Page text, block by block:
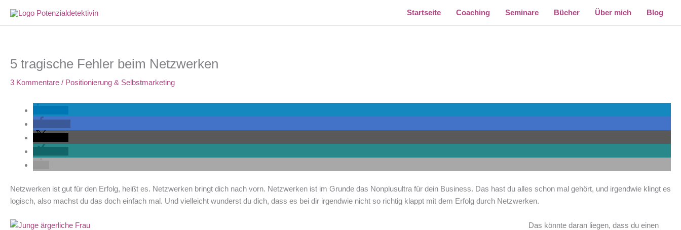
Inhalt
Startseite Coaching Seminare Bücher Über mich Blog
5 tragische Fehler beim Netzwerken
3 Kommentare / Positionierung & Selbstmarketing
Netzwerken ist gut für den Erfolg, heißt es. Netzwerken bringt dich nach vorn. Netzwerken ist im Grunde das Nonplusultra für dein Business. Das hast du alles schon mal gehört, und irgendwie klingt es
logisch, also machst du das doch einfach mal. Und vielleicht wunderst du dich, dass es bei dir irgendwie nicht so richtig klappt mit dem Erfolg durch Netzwerken.
Das könnte daran liegen, dass du einen